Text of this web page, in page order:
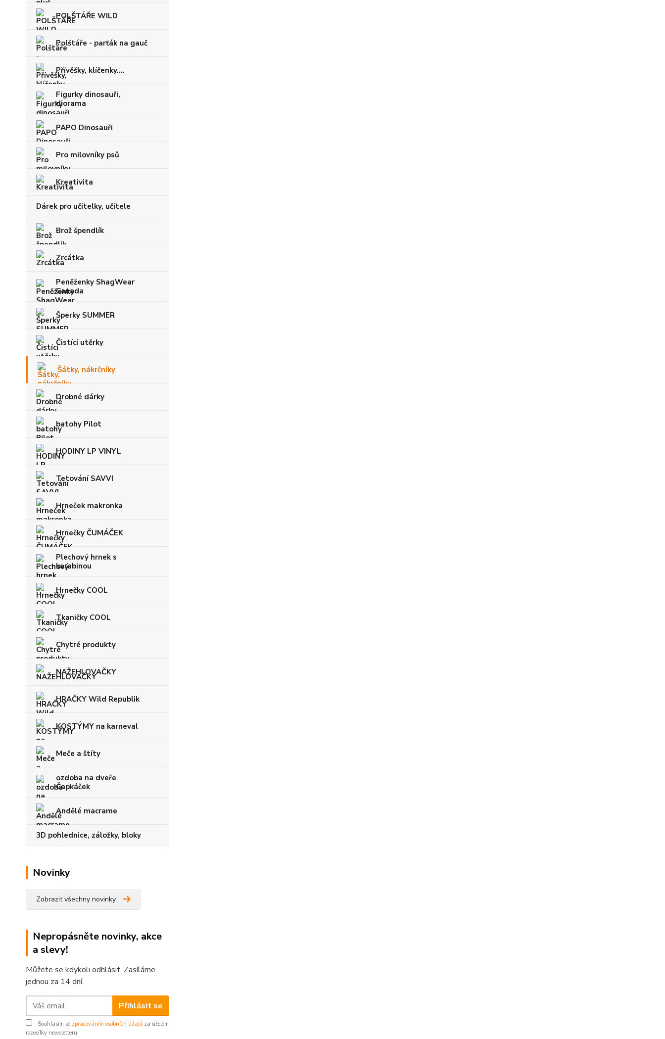
POLŠTÁŘE WILD
Polštáře - parťák na gauč
Přívěšky, klíčenky....
Figurky dinosauři,
diorama
PAPO Dinosauři
Pro milovníky psů
Kreativita
Dárek pro učitelky, učitele
Brož špendlík
Zrcátka
Peněženky ShagWear
Canada
Šperky SUMMER
Čistící utěrky
Šátky, nákrčníky
Drobné dárky
batohy Pilot
HODINY LP VINYL
Tetování SAVVI
Hrneček makronka
Hrnečky ČUMÁČEK
Plechový hrnek s
karabinou
Hrnečky COOL
Tkaničky COOL
Chytré produkty
NAŽEHLOVAČKY
HRAČKY Wild Republik
KOSTÝMY na karneval
Meče a štíty
ozdoba na dveře
Čapkáček
Andělé macrame
3D pohlednice, záložky, bloky
Novinky
Zobrazit všechny novinky
Nepropásněte novinky, akce
a slevy!
Můžete se kdykoli odhlásit. Zasíláme
jednou za 14 dní.
Přihlásit se
Souhlasím se zpracováním osobních údajů za účelem
rozesílky newsletteru.